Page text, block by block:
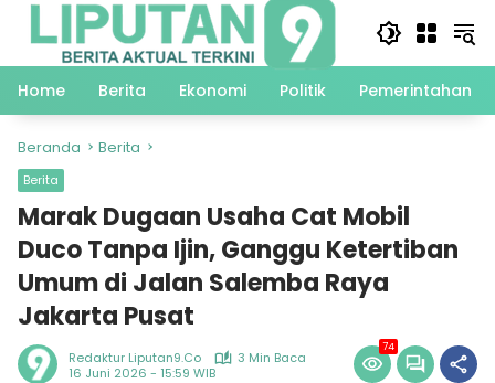
Langsung
Home
Berita Ekonomi Politik Pemerintahan
Beranda Berita
Berita
Marak Dugaan Usaha Cat Mobil
Duco Tanpa Ijin, Ganggu Ketertiban
Umum di Jalan Salemba Raya
Jakarta Pusat
Redaktur Liputan9.co
3 Min Baca
16 Juni 2026 - 15:59 WIB
74